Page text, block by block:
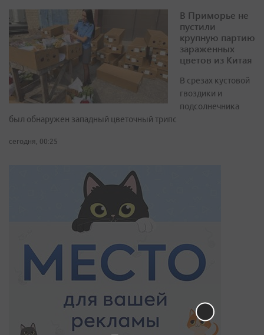
В Приморье не
пустили
крупную партию
зараженных
цветов из Китая
В срезах кустовой
гвоздики и
подсолнечника
был обнаружен западный цветочный трипс
сегодня, 00:25